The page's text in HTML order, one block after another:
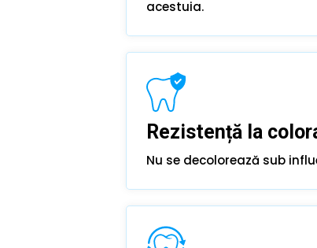
acestuia.
Rezistență la
Nu se decolorează sub